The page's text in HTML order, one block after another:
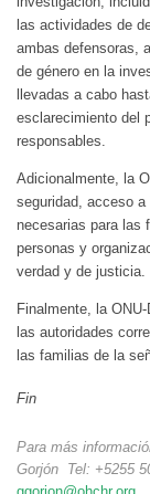
las actividades de
ambas defensoras,
de género en la
llevadas a cabo
esclarecimiento del
responsables.
Adicionalmente, la
seguridad, acceso
necesarias para las
personas y
verdad y de justicia.
Finalmente, la
las autoridades
las familias de la
Fin
Para más
Gorjón Tel: +5255